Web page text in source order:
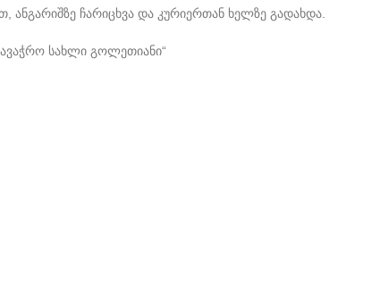
ანგარიშზე ჩარიცხვა და კურიერთან ხელზე გადახდა.
სახლი გოლეთიანი“